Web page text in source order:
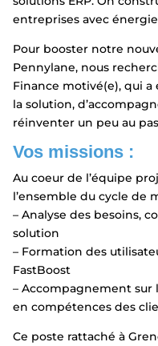
entreprises avec
Pour booster notre
Pennylane, nous
Finance motivé(e), qui
la solution,
réinventer un peu au
Vos missions :
Au coeur de l’équipe
l’ensemble du cycle de
– Analyse des besoins,
solution
– Formation des
FastBoost
– Accompagnement sur
en compétences des
Ce poste rattaché à